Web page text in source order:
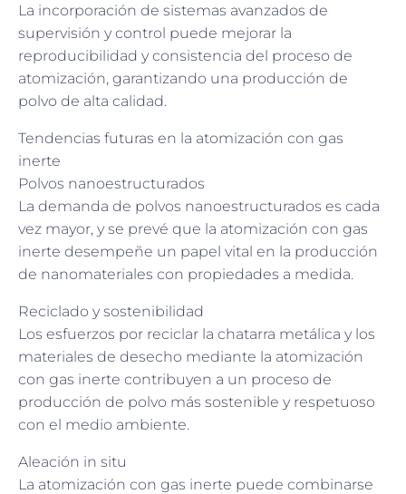
La incorporación de sistemas avanzados de
supervisión y control puede mejorar la
reproducibilidad y consistencia del proceso de
atomización, garantizando una producción de
polvo de alta calidad.
Tendencias futuras en la atomización con gas
inerte
Polvos nanoestructurados
La demanda de polvos nanoestructurados es cada
vez mayor, y se prevé que la atomización con gas
inerte desempeñe un papel vital en la producción
de nanomateriales con propiedades a medida.
Reciclado y sostenibilidad
Los esfuerzos por reciclar la chatarra metálica y los
materiales de desecho mediante la atomización
con gas inerte contribuyen a un proceso de
producción de polvo más sostenible y respetuoso
con el medio ambiente.
Aleación in situ
La atomización con gas inerte puede combinarse